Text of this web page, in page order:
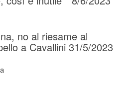
no al riesame al
a Cavallini 31/5/2023